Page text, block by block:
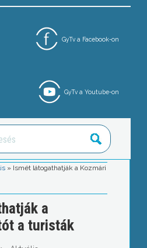
GyTv a Facebook-on
GyTv a Youtube-on
» Ismét látogathatják a Kozmári
a
a turisták